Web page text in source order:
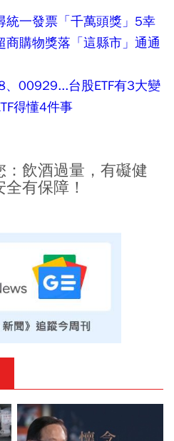
統一發票「千萬頭獎」5幸
購物獎落「這縣市」通通
00929...台股ETF有3大變
得懂4件事
飲酒過量，有礙健
有保障！